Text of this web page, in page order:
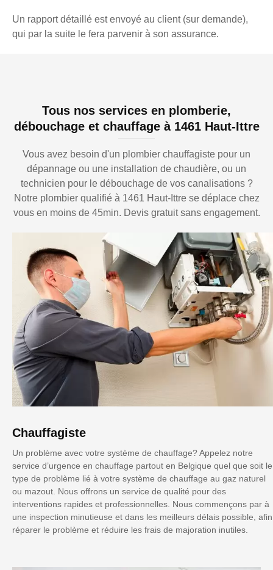
Un rapport détaillé est envoyé au client (sur demande),
qui par la suite le fera parvenir à son assurance.
Tous nos services en plomberie,
débouchage et chauffage à 1461 Haut-Ittre
Vous avez besoin d'un plombier chauffagiste pour un
dépannage ou une installation de chaudière, ou un
technicien pour le débouchage de vos canalisations ?
Notre plombier qualifié à 1461 Haut-Ittre se déplace chez
vous en moins de 45min. Devis gratuit sans engagement.
Chauffagiste
Un problème avec votre système de chauffage? Appelez notre
service d’urgence en chauffage partout en Belgique quel que soit le
type de problème lié à votre système de chauffage au gaz naturel
ou mazout. Nous offrons un service de qualité pour des
interventions rapides et professionnelles. Nous commençons par à
une inspection minutieuse et dans les meilleurs délais possible, afin
réparer le problème et réduire les frais de majoration inutiles.